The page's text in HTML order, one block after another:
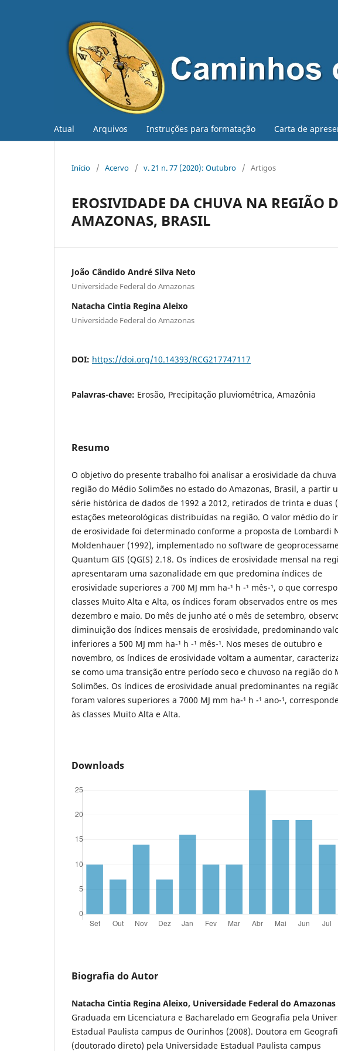
Atual Arquivos Instruções para formatação Carta de
Início / Acervo / v. 21 n. 77 (2020): Outubro / Artigos
EROSIVIDADE DA CHUVA NA REGIÃO
AMAZONAS, BRASIL
João Cândido André Silva Neto
Universidade Federal do Amazonas
Natacha Cintia Regina Aleixo
Universidade Federal do Amazonas
DOI: https://doi.org/10.14393/RCG217747117
Palavras-chave: Erosão, Precipitação pluviométrica, Amazônia
Resumo
O objetivo do presente trabalho foi analisar a erosividade da chuva
região do Médio Solimões no estado do Amazonas, Brasil, a partir
série histórica de dados de 1992 a 2012, retirados de trinta e duas
estações meteorológicas distribuídas na região. O valor médio do
de erosividade foi determinado conforme a proposta de Lombardi
Moldenhauer (1992), implementado no software de
Quantum GIS (QGIS) 2.18. Os índices de erosividade mensal na
apresentaram uma sazonalidade em que predomina índices de
erosividade superiores a 700 MJ mm ha-¹ h -¹ mês-¹, o que
classes Muito Alta e Alta, os índices foram observados entre os
dezembro e maio. Do mês de junho até o mês de setembro,
diminuição dos índices mensais de erosividade, predominando
inferiores a 500 MJ mm ha-¹ h -¹ mês-¹. Nos meses de outubro e
novembro, os índices de erosividade voltam a aumentar,
se como uma transição entre período seco e chuvoso na região do
Solimões. Os índices de erosividade anual predominantes na
foram valores superiores a 7000 MJ mm ha-¹ h -¹ ano-¹,
às classes Muito Alta e Alta.
Downloads
Biografia do Autor
Natacha Cintia Regina Aleixo, Universidade Federal do Amazonas
Graduada em Licenciatura e Bacharelado em Geografia pela
Estadual Paulista campus de Ourinhos (2008). Doutora em
(doutorado direto) pela Universidade Estadual Paulista campus